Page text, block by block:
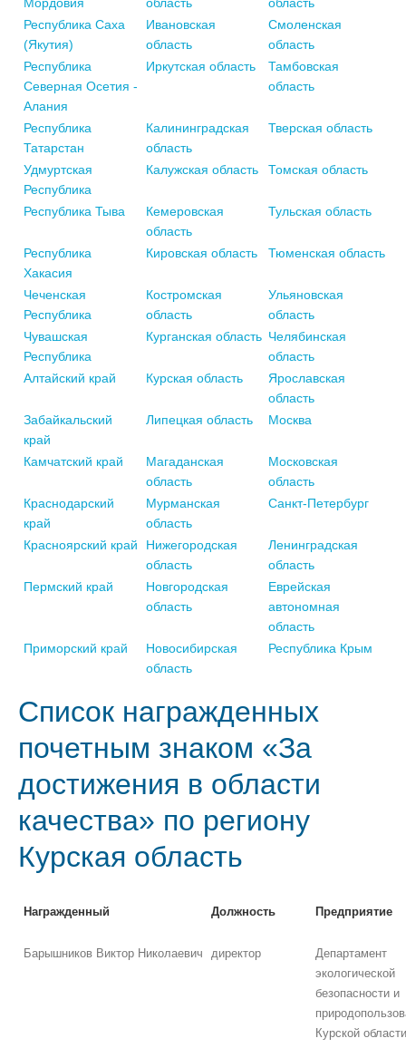
Мордовия
область
область
Республика Саха
(Якутия)
Ивановская
область
Смоленская
область
Республика
Северная Осетия -
Алания
Иркутская область
Тамбовская
область
Республика
Татарстан
Калининградская
область
Тверская область
Удмуртская
Республика
Калужская область Томская область
Республика Тыва
Кемеровская
область
Тульская область
Республика
Хакасия
Кировская область Тюменская область
Чеченская
Республика
Костромская
область
Ульяновская
область
Чувашская
Республика
Курганская область Челябинская
область
Алтайский край
Курская область
Ярославская
область
Забайкальский
край
Липецкая область Москва
Камчатский край
Магаданская
область
Московская
область
Краснодарский
край
Мурманская
область
Санкт-Петербург
Красноярский край
Нижегородская
область
Ленинградская
область
Пермский край
Новгородская
область
Еврейская
автономная
область
Приморский край
Новосибирская
область
Республика Крым
Список награжденных
почетным знаком «За
достижения в области
качества» по региону
Курская область
Награжденный Должность Предприятие
Барышников Виктор Николаевич директор
Департамент
экологической
безопасности и
Курской области